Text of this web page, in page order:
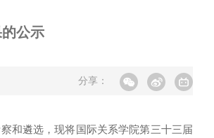
公示
分享：
和遴选，现将国际关系学院第三十三届